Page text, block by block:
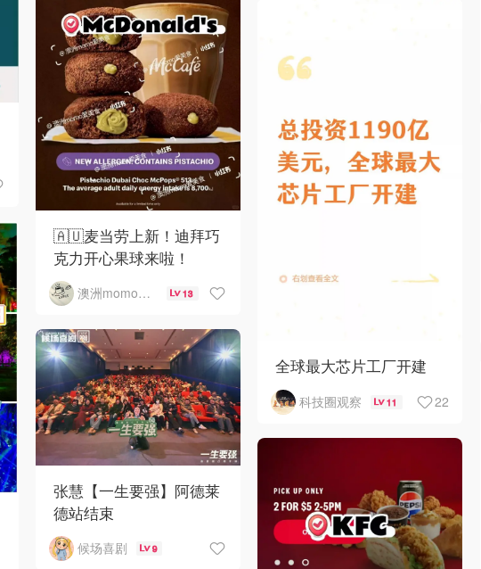
🇦🇺麦当劳上新！迪拜巧
克力开心果球来啦！
澳洲momo爱吃 13
全球最大芯片工厂开建
科技圈观察 11 22
张慧【一生要强】阿德莱
德站结束
候场喜剧 9